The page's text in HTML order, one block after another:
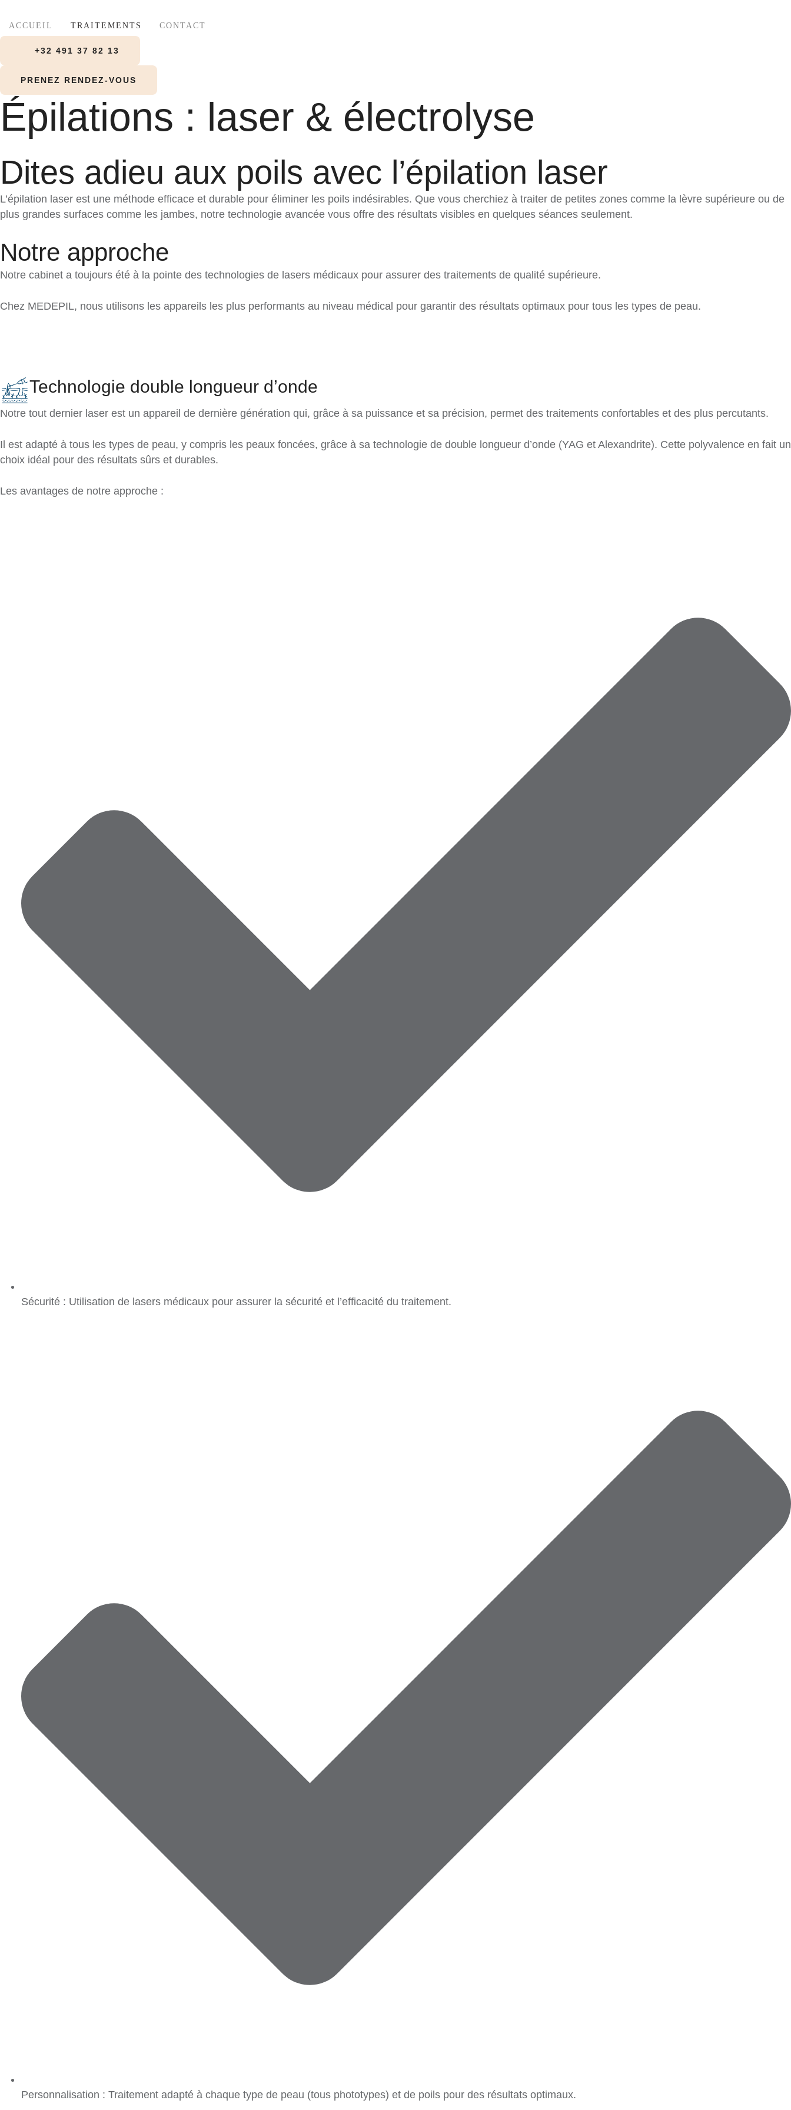
ACCUEIL TRAITEMENTS CONTACT
+32 491 37 82 13
PRENEZ RENDEZ-VOUS
Épilations : laser & électrolyse
Dites adieu aux poils avec l’épilation laser
L’épilation laser est une méthode efficace et durable pour éliminer les poils indésirables. Que vous cherchiez à traiter de petites zones comme la lèvre supérieure ou de
plus grandes surfaces comme les jambes, notre technologie avancée vous offre des résultats visibles en quelques séances seulement.
Notre approche
Notre cabinet a toujours été à la pointe des technologies de lasers médicaux pour assurer des traitements de qualité supérieure.
Chez MEDEPIL, nous utilisons les appareils les plus performants au niveau médical pour garantir des résultats optimaux pour tous les types de peau.
Technologie double longueur d’onde
Notre tout dernier laser est un appareil de dernière génération qui, grâce à sa puissance et sa précision, permet des traitements confortables et des plus percutants.
Il est adapté à tous les types de peau, y compris les peaux foncées, grâce à sa technologie de double longueur d’onde (YAG et Alexandrite). Cette polyvalence en fait un
choix idéal pour des résultats sûrs et durables.
Les avantages de notre approche :
Sécurité : Utilisation de lasers médicaux pour assurer la sécurité et l’efficacité du traitement.
Personnalisation : Traitement adapté à chaque type de peau (tous phototypes) et de poils pour des résultats optimaux.